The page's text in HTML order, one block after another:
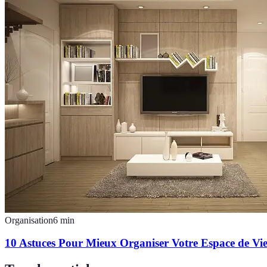
Organisation6 min
10 Astuces Pour Mieux Organiser Votre Espace de Vie